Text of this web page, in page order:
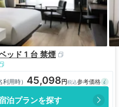
ッド 1 台 禁煙
用時） 45,098
泊プランを探す